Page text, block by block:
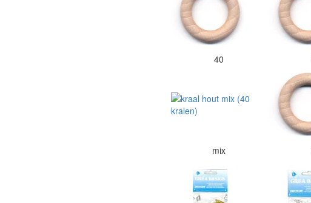
40
mix